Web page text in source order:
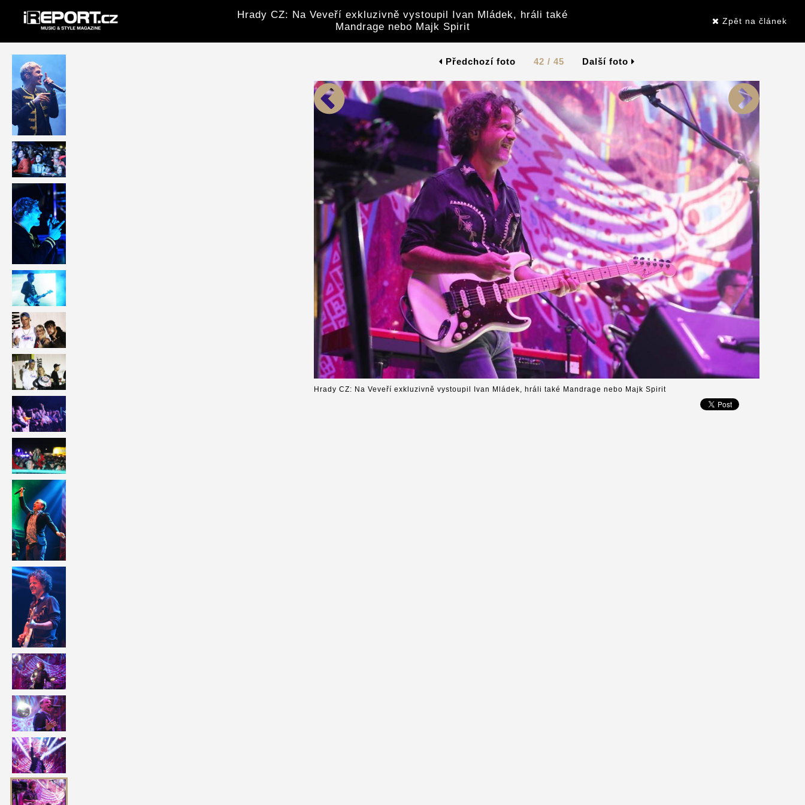
Hrady CZ: Na Veveří exkluzivně vystoupil Ivan Mládek, hráli také
Mandrage nebo Majk Spirit
Zpět na článek
Předchozí foto 42 / 45 Další foto
Hrady CZ: Na Veveří exkluzivně vystoupil Ivan Mládek, hráli také Mandrage nebo Majk Spirit